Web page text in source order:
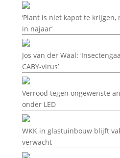
‘Plant is niet kapot te
in najaar’
Jos van der Waal:
CABY-virus’
Verrood tegen ongewenste
onder LED
WKK in glastuinbouw blijft
verwacht